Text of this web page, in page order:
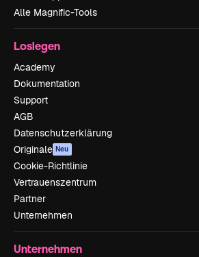
Alle Magnific-Tools
Loslegen
Academy
Dokumentation
Support
AGB
Datenschutzerklärung
Originale Neu
Cookie-Richtlinie
Vertrauenszentrum
Partner
Unternehmen
Unternehmen